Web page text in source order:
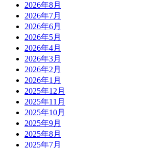
2026年8月
2026年7月
2026年6月
2026年5月
2026年4月
2026年3月
2026年2月
2026年1月
2025年12月
2025年11月
2025年10月
2025年9月
2025年8月
2025年7月